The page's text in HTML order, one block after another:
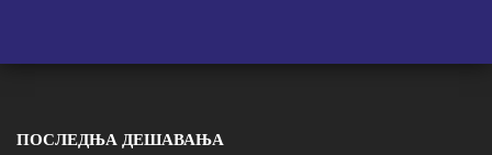
ПОСЛЕДЊА ДЕШАВАЊА